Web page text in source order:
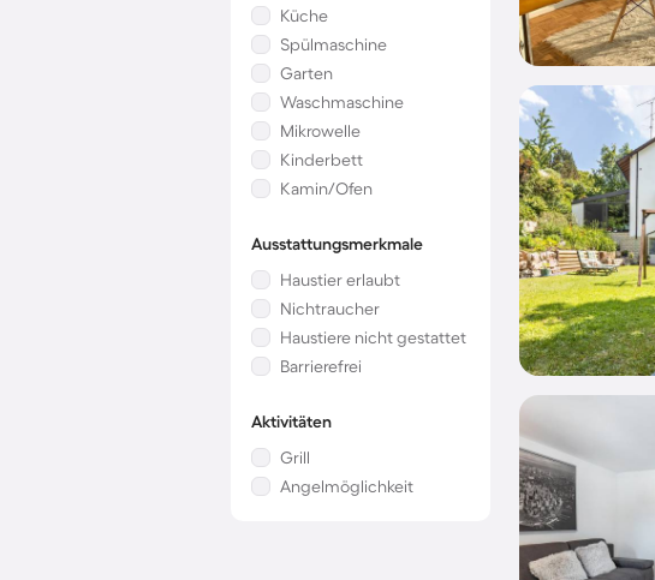
Küche
Spülmaschine
Garten
Waschmaschine
Mikrowelle
Kinderbett
Kamin/Ofen
Ausstattungsmerkmale
Haustier erlaubt
Nichtraucher
Haustiere nicht gestattet
Barrierefrei
Aktivitäten
Grill
Angelmöglichkeit